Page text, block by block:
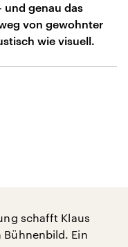
und genau das
von gewohnter
wie visuell.
schafft Klaus
Ein